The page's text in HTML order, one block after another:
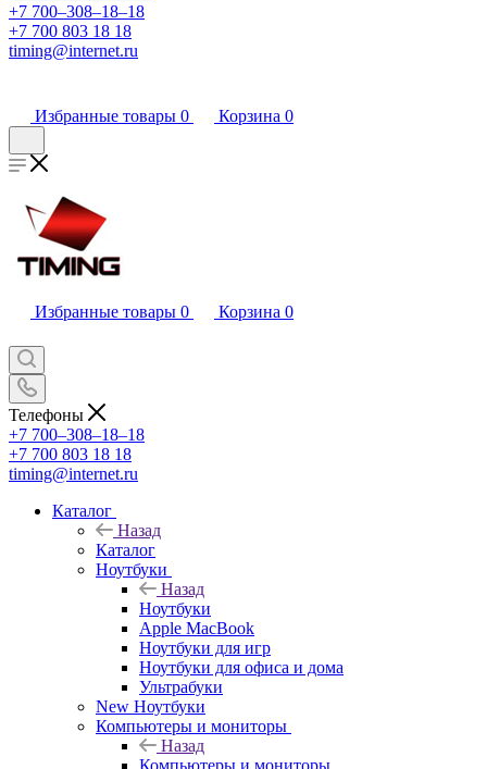
+7 700‒308‒18‒18
+7 700 803 18 18
timing@internet.ru
Избранные товары 0 Корзина 0
Избранные товары 0 Корзина 0
Телефоны
+7 700‒308‒18‒18
+7 700 803 18 18
timing@internet.ru
Каталог
Назад
Каталог
Ноутбуки
Назад
Ноутбуки
Apple MacBook
Ноутбуки для игр
Ноутбуки для офиса и дома
Ультрабуки
New Ноутбуки
Компьютеры и мониторы
Назад
Компьютеры и мониторы